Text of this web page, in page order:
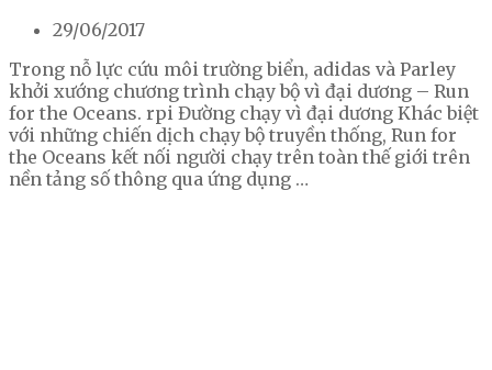
29/06/2017
Trong nỗ lực cứu môi trường biển, adidas và Parley
khởi xướng chương trình chạy bộ vì đại dương – Run
for the Oceans. rpi Đường chạy vì đại dương Khác biệt
với những chiến dịch chạy bộ truyền thống, Run for
the Oceans kết nối người chạy trên toàn thế giới trên
nền tảng số thông qua ứng dụng …